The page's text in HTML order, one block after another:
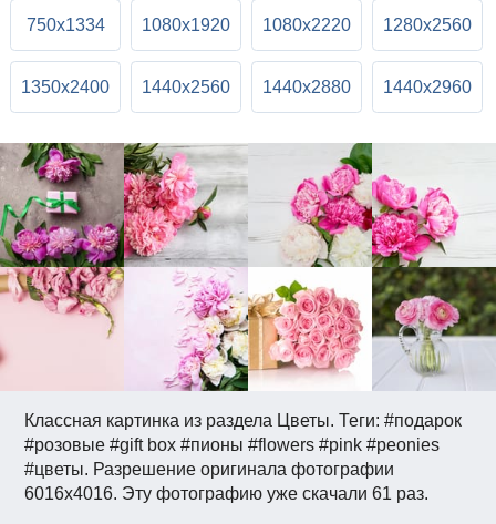
Классная картинка из раздела Цветы. Теги: #подарок
#розовые #gift box #пионы #flowers #pink #peonies
#цветы. Разрешение оригинала фотографии
6016x4016. Эту фотографию уже скачали 61 раз.
750x1334 1080x1920 1080x2220 1280x2560
1350x2400 1440x2560 1440x2880 1440x2960